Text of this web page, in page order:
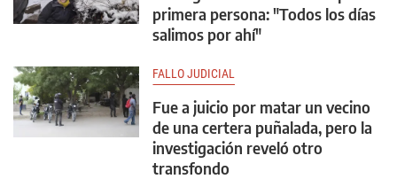
primera persona: "Todos los días
salimos por ahí"
FALLO JUDICIAL
Fue a juicio por matar un vecino
de una certera puñalada, pero la
investigación reveló otro
transfondo